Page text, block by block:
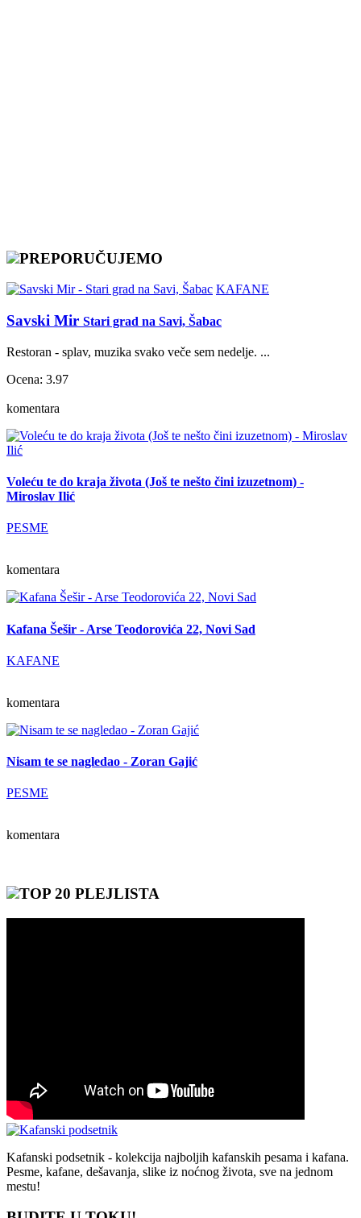
PREPORUČUJEMO
KAFANE
Savski Mir Stari grad na Savi, Šabac
Restoran - splav, muzika svako veče sem nedelje. ...
Ocena: 3.97
komentara
Voleću te do kraja života (Još te nešto čini izuzetnom) -
Miroslav Ilić
PESME
komentara
Kafana Šešir - Arse Teodorovića 22, Novi Sad
KAFANE
komentara
Nisam te se nagledao - Zoran Gajić
PESME
komentara
TOP 20 PLEJLISTA
Kafanski podsetnik - kolekcija najboljih kafanskih pesama i kafana.
Pesme, kafane, dešavanja, slike iz noćnog života, sve na jednom
mestu!